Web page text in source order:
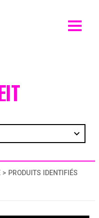
> PRODUITS IDENTIFIÉS